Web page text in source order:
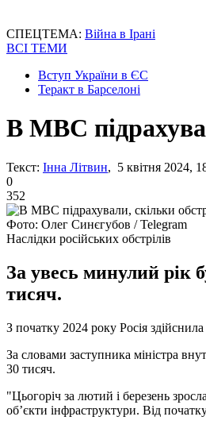
СПЕЦТЕМА: Війна в Ірані
ВСІ ТЕМИ
Вступ України в ЄС
Теракт в Барселоні
В МВС
Текст: Інна Літвин, 5 квітня 2024,
0
352
Фото: Олег Синєгубов / Telegram
Наслідки російських обстрілів
За увесь минулий рік
тисяч.
З початку 2024 року Росія
За словами заступника міністра
30 тисяч.
"Цьогоріч за лютий і березень
об’єкти інфраструктури. Від